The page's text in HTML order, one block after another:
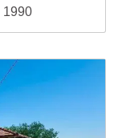
1990